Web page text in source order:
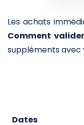
Les achats
Comment
suppléments avec
Dates